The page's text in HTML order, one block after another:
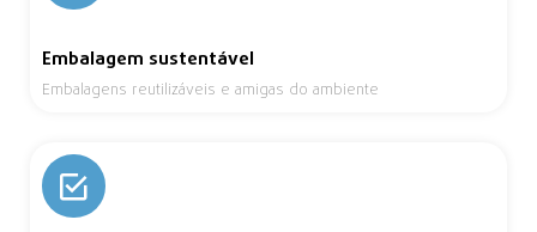
Embalagem sustentável
Embalagens reutilizáveis e amigas do ambiente